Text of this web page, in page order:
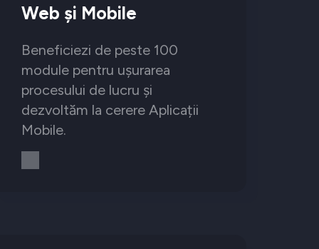
Web și Mobile
Beneficiezi de peste 100
module pentru ușurarea
procesului de lucru și
dezvoltăm la cerere Aplicații
Mobile.